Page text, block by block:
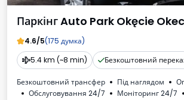
Паркінг Auto Park Okęcie
4.6/5(175 думка)
5.4 km (~8 min)
Безкоштовний
Безкоштовний трансфер Під наглядом
Обслуговування 24/7
Моніторинг 24/7